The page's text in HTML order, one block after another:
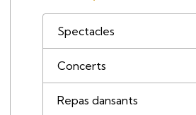
Spectacles
Concerts
Repas dansants